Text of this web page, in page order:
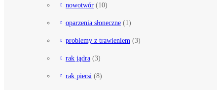
nowotwór (10)
oparzenia słoneczne (1)
problemy z trawieniem (3)
rak jądra (3)
rak piersi (8)